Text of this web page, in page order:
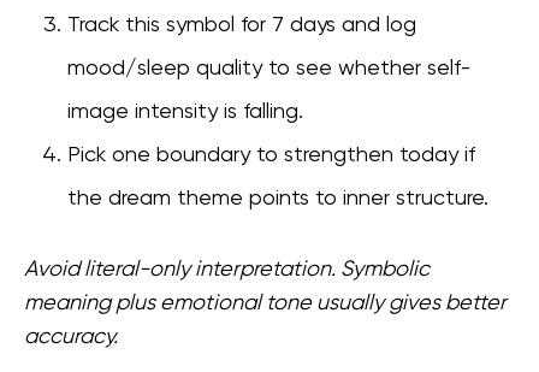
Track this symbol for 7 days and log
mood/sleep quality to see whether self-
image intensity is falling.
Pick one boundary to strengthen today if
the dream theme points to inner structure.
Avoid literal-only interpretation. Symbolic
meaning plus emotional tone usually gives better
accuracy.